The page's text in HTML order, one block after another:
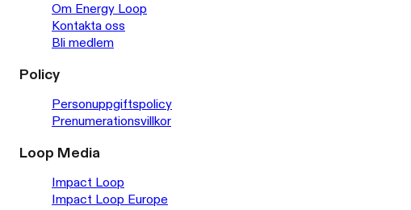
Om Energy Loop
Kontakta oss
Bli medlem
Policy
Personuppgiftspolicy
Prenumerationsvillkor
Loop Media
Impact Loop
Impact Loop Europe